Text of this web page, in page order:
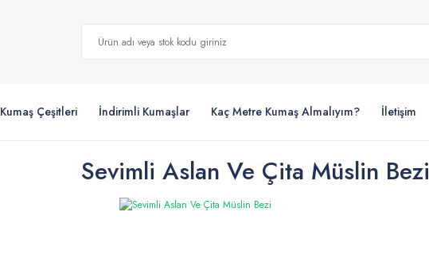
Kumaş Çeşitleri İndirimli Kumaşlar Kaç Metre Kumaş Almalıyım? İletişim
Sevimli Aslan Ve Çita Müslin Bezi